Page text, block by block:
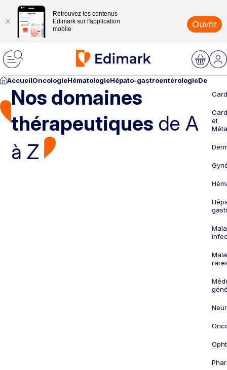
Retrouvez les contenus
Edimark sur l'application
mobile
Ouvrir
AccueilOncologieHématologieHépato-gastroentérologie
Nos domaines
thérapeutiques de A
à Z
et